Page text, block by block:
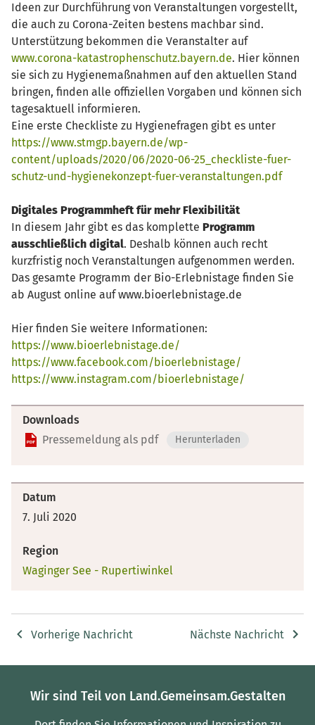
Ideen zur Durchführung von Veranstaltungen vorgestellt,
die auch zu Corona-Zeiten bestens machbar sind.
Unterstützung bekommen die Veranstalter auf
www.corona-katastrophenschutz.bayern.de. Hier können
sie sich zu Hygienemaßnahmen auf den aktuellen Stand
bringen, finden alle offiziellen Vorgaben und können sich
tagesaktuell informieren.
Eine erste Checkliste zu Hygienefragen gibt es unter
https://www.stmgp.bayern.de/wp-
content/uploads/2020/06/2020-06-25_checkliste-fuer-
schutz-und-hygienekonzept-fuer-veranstaltungen.pdf
Digitales Programmheft für mehr Flexibilität
In diesem Jahr gibt es das komplette Programm
ausschließlich digital. Deshalb können auch recht
kurzfristig noch Veranstaltungen aufgenommen werden.
Das gesamte Programm der Bio-Erlebnistage finden Sie
ab August online auf www.bioerlebnistage.de
Hier finden Sie weitere Informationen:
https://www.bioerlebnistage.de/
https://www.facebook.com/bioerlebnistage/
https://www.instagram.com/bioerlebnistage/
Downloads
Pressemeldung als pdf
Herunterladen
Datum
7. Juli 2020
Region
Waginger See - Rupertiwinkel
Vorherige Nachricht Nächste Nachricht
Wir sind Teil von Land.Gemeinsam.Gestalten